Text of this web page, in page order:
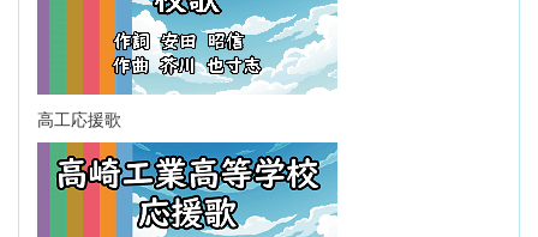
高工応援歌